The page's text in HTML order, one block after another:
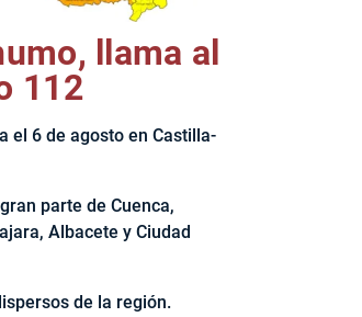
llama al
112
el 6 de agosto en Castilla-
parte de Cuenca,
Albacete y Ciudad
de la región.